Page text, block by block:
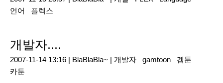
언어
플렉스
개발자....
2007-11-14 13:16 | BlaBlaBla~ | 개발자 gamtoon
겜툰
카툰